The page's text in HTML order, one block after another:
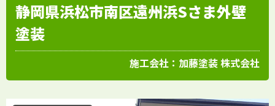
静岡県浜松市南区遠州浜Sさま外壁
塗装
施工会社： 加藤塗装 株式会社